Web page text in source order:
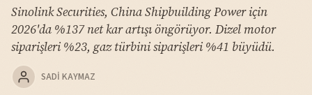
Sinolink Securities, China Shipbuilding Power için
2026'da %137 net kar artışı öngörüyor. Dizel motor
siparişleri %23, gaz türbini siparişleri %41 büyüdü.
SADI KAYMAZ